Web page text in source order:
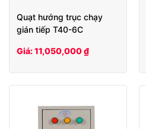
Quạt hướng trục chạy
gián tiếp T40-6C
Giá: 11,050,000 ₫